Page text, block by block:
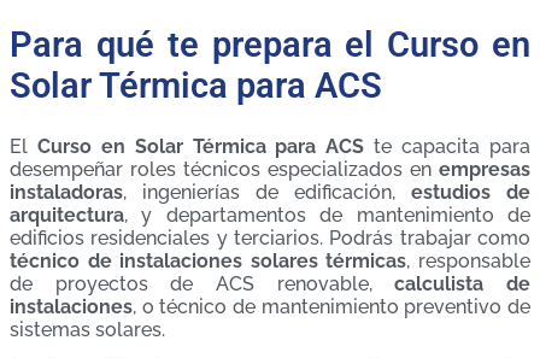
Para qué te prepara el Curso en
Solar Térmica para ACS
El Curso en Solar Térmica para ACS te capacita para
desempeñar roles técnicos especializados en empresas
instaladoras, ingenierías de edificación, estudios de
arquitectura, y departamentos de mantenimiento de
edificios residenciales y terciarios. Podrás trabajar como
técnico de instalaciones solares térmicas, responsable
de proyectos de ACS renovable,calculista de
instalaciones, o técnico de mantenimiento preventivo de
sistemas solares.